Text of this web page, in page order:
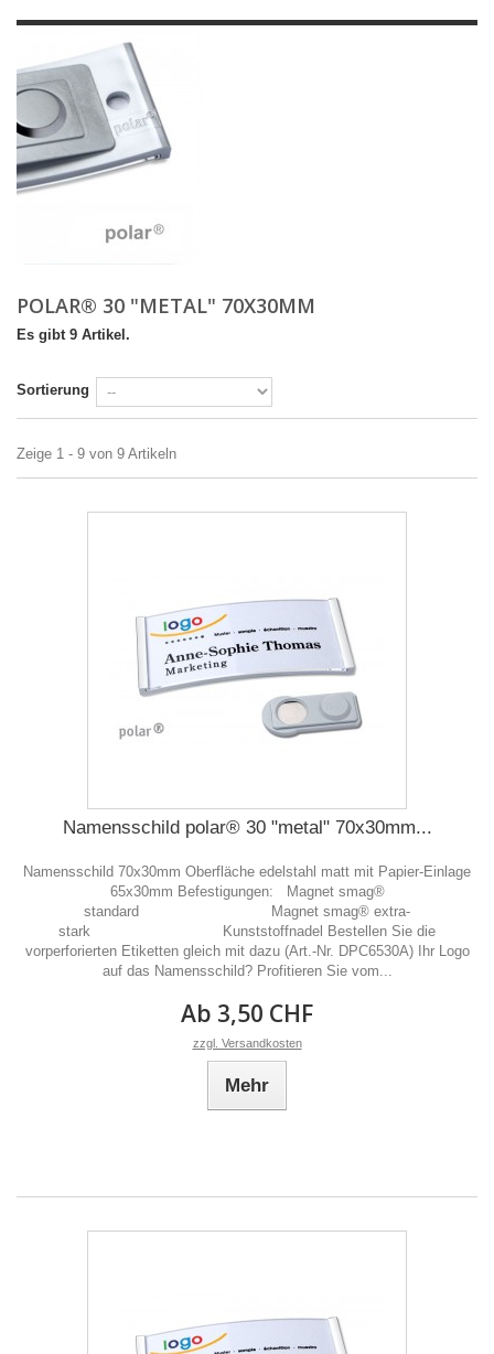
POLAR® 30 "METAL" 70X30MM
Es gibt 9 Artikel.
Sortierung
Zeige 1 - 9 von 9 Artikeln
Namensschild polar® 30 "metal" 70x30mm...
Namensschild 70x30mm Oberfläche edelstahl matt mit Papier-Einlage
65x30mm Befestigungen: Magnet smag®
standard Magnet smag® extra-
stark Kunststoffnadel Bestellen Sie die
vorperforierten Etiketten gleich mit dazu (Art.-Nr. DPC6530A) Ihr Logo
auf das Namensschild? Profitieren Sie vom...
Ab 3,50 CHF
zzgl. Versandkosten
Mehr